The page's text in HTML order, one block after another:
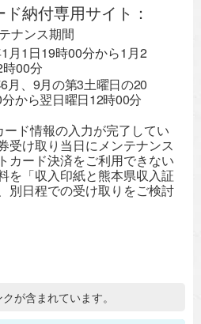
納付専用サイト：
ナンス期間
月1日19時00分から1月2
時00分
月、9月の第3土曜日の20
から翌日曜日12時00分
ド情報の入力が完了してい
受け取り当日にメンテナンス
カード決済をご利用できない
を「収入印紙と熊本県収入証
別日程での受け取りをご検討
が含まれています。